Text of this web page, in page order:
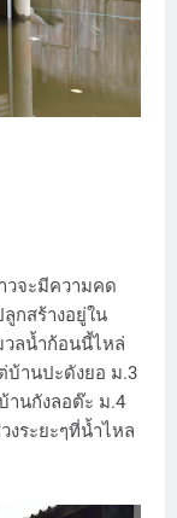
วจะมีความคด
กสร้างอยู่ใน
ลน้ำก้อนนี้ไหล่
บ้านปะดังยอ ม.3
านกังลอต๊ะ ม.4
ระยะๆที่น้ำไหล